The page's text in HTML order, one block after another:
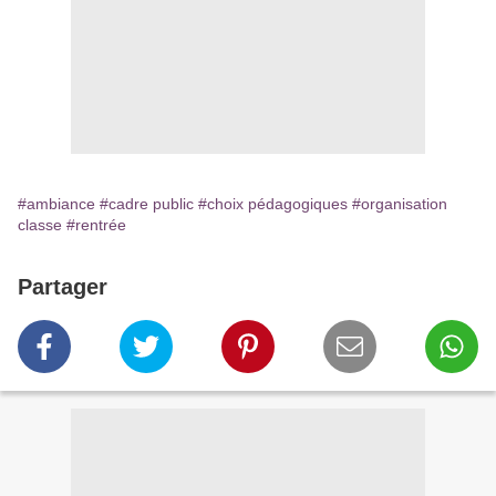
#ambiance #cadre public #choix pédagogiques #organisation
classe #rentrée
Partager